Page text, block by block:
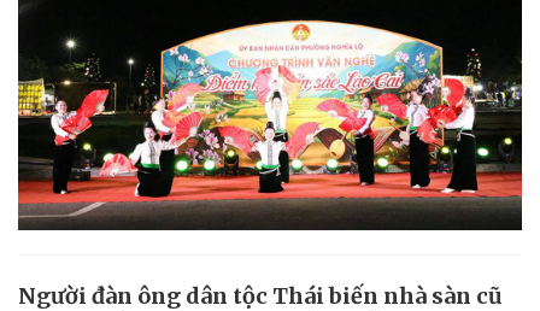
Người đàn ông dân tộc Thái biến nhà sàn cũ